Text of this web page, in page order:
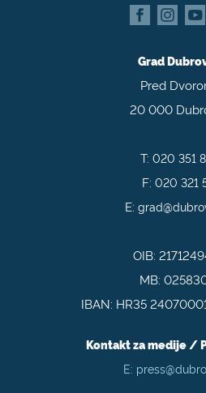
Grad
Pred
20 000
T:020 351
F: 020 321
E:
OIB:
MB:
IBAN: HR35
Kontakt za medije /
E: